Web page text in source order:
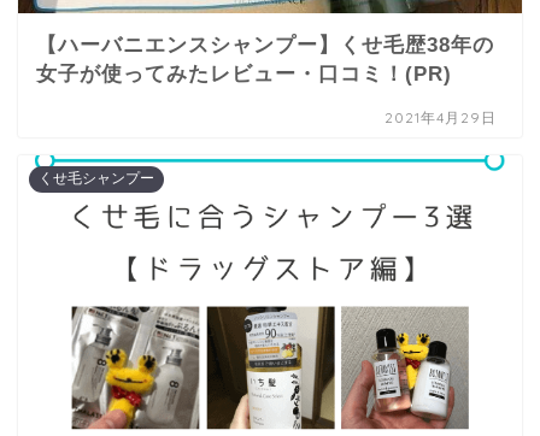
【ハーバニエンスシャンプー】くせ毛歴38年の
女子が使ってみたレビュー・口コミ！(PR)
2021年4月29日
くせ毛シャンプー